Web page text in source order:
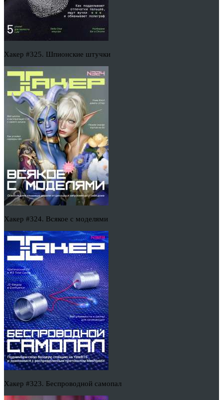
Хакер #325. Шпионские штучки
Хакер #324. Всякое с моделями
Хакер #323. Беспроводной самопал